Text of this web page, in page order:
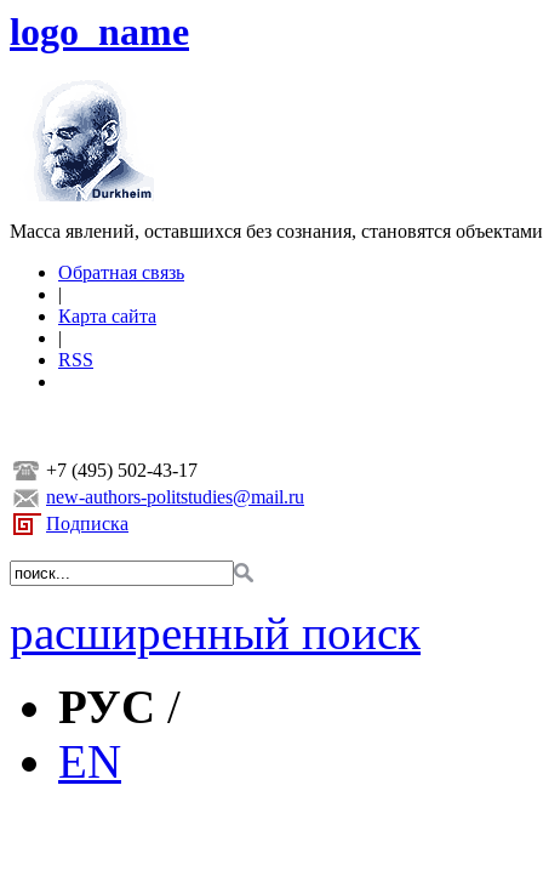
logo_name
Масса явлений, оставшихся без сознания, становятся
Обратная связь
|
Карта сайта
|
RSS
+7 (495) 502-43-17
new-authors-politstudies@mail.ru
Подписка
расширенный поиск
РУС /
EN